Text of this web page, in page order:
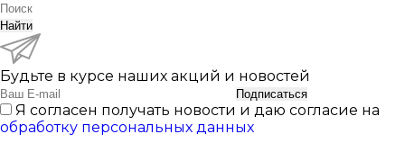
Найти
Будьте в курсе наших акций и новостей
Подписаться
Я согласен получать новости и даю согласие на
обработку персональных данных